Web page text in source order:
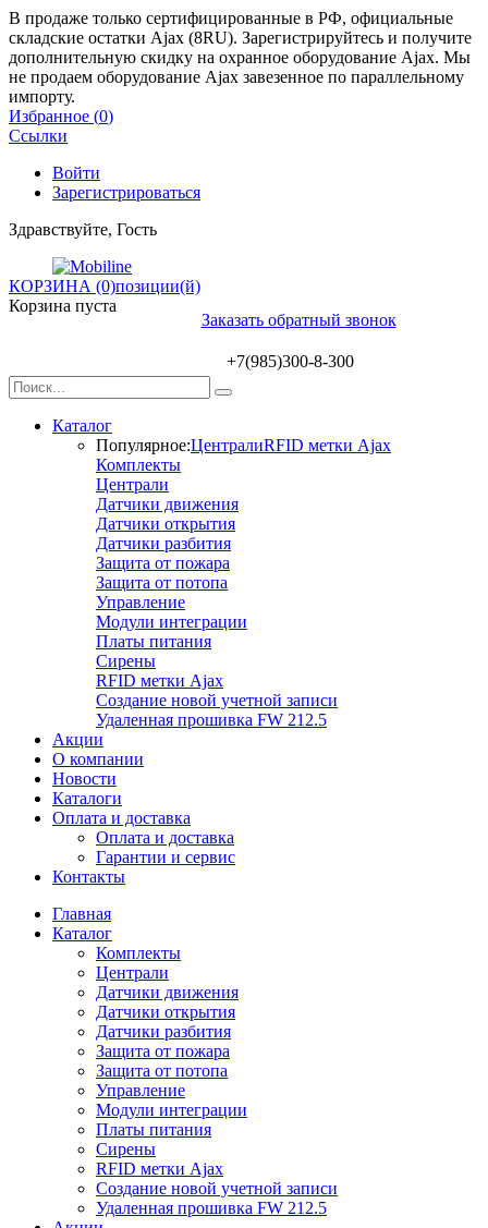
В продаже только сертифицированные в РФ, официальные
складские остатки Ajax (8RU). Зарегистрируйтесь и получите
дополнительную скидку на охранное оборудование Ajax. Мы
не продаем оборудование Ajax завезенное по параллельному
импорту.
Избранное (0)
Ссылки
Войти
Зарегистрироваться
Здравствуйте, Гость
КОРЗИНА (0)позиции(й)
Корзина пуста
Заказать обратный звонок
+7(985)300-8-300
Каталог
Популярное:ЦентралиRFID метки Ajax
Комплекты
Централи
Датчики движения
Датчики открытия
Датчики разбития
Защита от пожара
Защита от потопа
Управление
Модули интеграции
Платы питания
Сирены
RFID метки Ajax
Создание новой учетной записи
Удаленная прошивка FW 212.5
Акции
О компании
Новости
Каталоги
Оплата и доставка
Оплата и доставка
Гарантии и сервис
Контакты
Главная
Каталог
Комплекты
Централи
Датчики движения
Датчики открытия
Датчики разбития
Защита от пожара
Защита от потопа
Управление
Модули интеграции
Платы питания
Сирены
RFID метки Ajax
Создание новой учетной записи
Удаленная прошивка FW 212.5